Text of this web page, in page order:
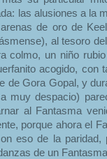
las alusiones a la
de oro de
al tesoro
colmo, un niño
acogido, con
de Gora Gopal, y
muy despacio)
al Fantasma
porque ahora el
eso de la paridad,
de un